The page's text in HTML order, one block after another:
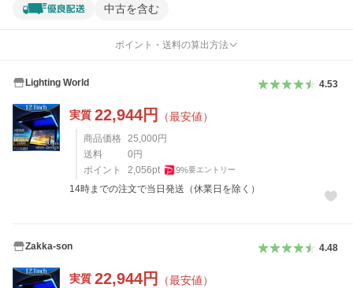
中古を含む
ポイント・送料の算出方法
Lighting World 4.53
実質 22,944円 （最安値）
商品価格 25,000 円
送料
0 円
ポイント
2,056pt 9%要エントリー
14時までの注文で当日発送（休業日を除く）
Zakka-son 4.48
実質 22,944円 （最安値）